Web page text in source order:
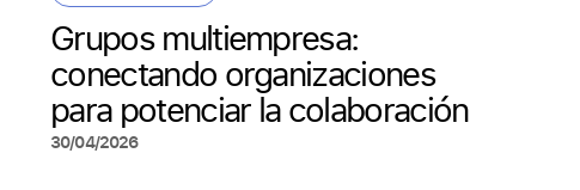
Grupos multiempresa:
conectando organizaciones
para potenciar la colaboración
30/04/2026